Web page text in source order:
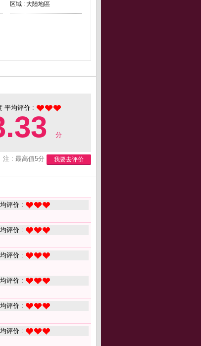
区域 : 大陸地區
平均评价 :
分
注 : 最高值5分 我要去评价
评价 :
评价 :
评价 :
评价 :
评价 :
评价 :